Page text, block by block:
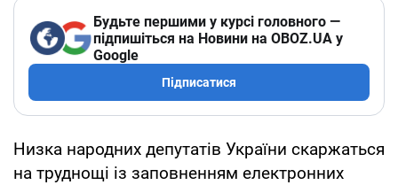
Будьте першими у курсі головного —
підпишіться на Новини на OBOZ.UA у
Google
Підписатися
Низка народних депутатів України скаржаться
на труднощі із заповненням електронних